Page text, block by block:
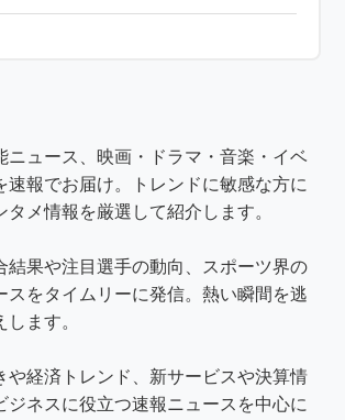
ニュース、映画・ドラマ・音楽・イベ
速報でお届け。トレンドに敏感な方に
タメ情報を厳選して紹介します。
結果や注目選手の動向、スポーツ界の
スをタイムリーに発信。熱い瞬間を逃
します。
や経済トレンド、新サービスや決算情
ジネスに役立つ速報ニュースを中心に